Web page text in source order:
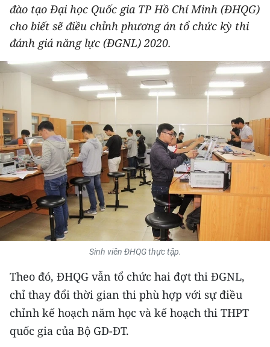
PHÁP LUẬT
DU LỊCH
THẾ GIỚI
GIÁO DỤC
Y TẾ
KHOA HỌC - CÔNG NGHỆ
MÔI TRƯỜNG
BẠN ĐỌC
KIỂM CHỨNG THÔNG TIN
TRI THỨC CHUYÊN SÂU
54 DÂN TỘC VIỆT NAM
đào tạo Đại học Quốc gia TP Hồ Chí Minh (ĐHQG)
cho biết sẽ điều chỉnh phương án tổ chức kỳ thi
đánh giá năng lực (ĐGNL) 2020.
Sinh viên ĐHQG thực tập.
Theo đó, ĐHQG vẫn tổ chức hai đợt thi ĐGNL,
chỉ thay đổi thời gian thi phù hợp với sự điều
chỉnh kế hoạch năm học và kế hoạch thi THPT
quốc gia của Bộ GD-ĐT.